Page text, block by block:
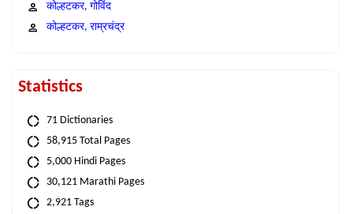
कोल्हटकर, गोविंद
कोल्हटकर, राम्रचंद्र
Statistics
71 Dictionaries
58,915 Total Pages
5,000 Hindi Pages
30,121 Marathi Pages
2,921 Tags